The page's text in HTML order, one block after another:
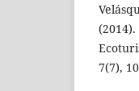
7(7), 10